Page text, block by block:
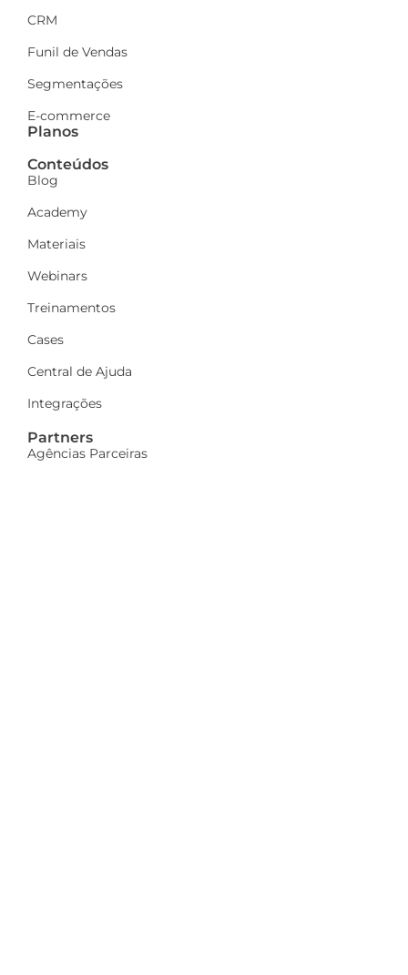
CRM
Funil de Vendas
Segmentações
E-commerce
Planos
Conteúdos
Blog
Academy
Materiais
Webinars
Treinamentos
Cases
Central de Ajuda
Integrações
Partners
Agências Parceiras